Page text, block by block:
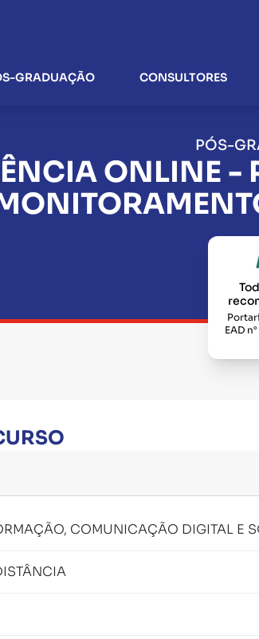
GRADUAÇÃO CONSULTORES
PÓS-
ONLINE -
EAD
COMUNICAÇÃO DIGITAL E